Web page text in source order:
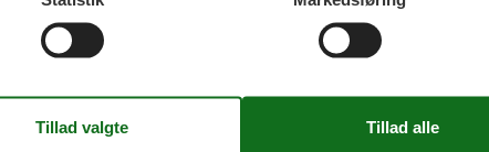
1 badeværelse
7 overnatninger
5.910,-
Inkl. rengøring og forsikring